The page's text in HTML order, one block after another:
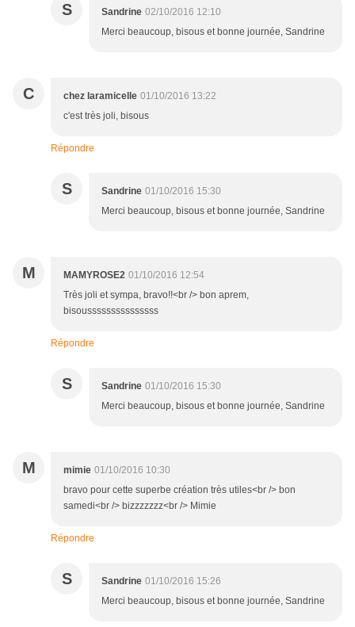
S Sandrine 02/10/2016 12:10
Merci beaucoup, bisous et bonne journée, Sandrine
C chez laramicelle 01/10/2016 13:22
c'est très joli, bisous
Répondre
S Sandrine 01/10/2016 15:30
Merci beaucoup, bisous et bonne journée, Sandrine
M MAMYROSE2 01/10/2016 12:54
Très joli et sympa, bravo!!<br /> bon aprem,
bisousssssssssssssss
Répondre
S Sandrine 01/10/2016 15:30
Merci beaucoup, bisous et bonne journée, Sandrine
M mimie 01/10/2016 10:30
bravo pour cette superbe création très utiles<br /> bon
samedi<br /> bizzzzzzz<br /> Mimie
Répondre
S Sandrine 01/10/2016 15:26
Merci beaucoup, bisous et bonne journée, Sandrine